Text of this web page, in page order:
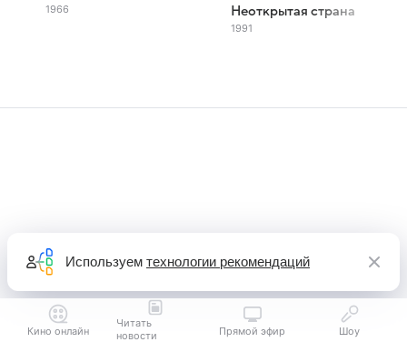
1966
Неоткрытая страна
1991
Кино онлайн
Читать
новости
Прямой эфир Шоу
Используем технологии рекомендаций